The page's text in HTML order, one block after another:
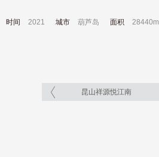
时间 2021 城市 葫芦岛 面积 28440m
昆山祥源悦江南